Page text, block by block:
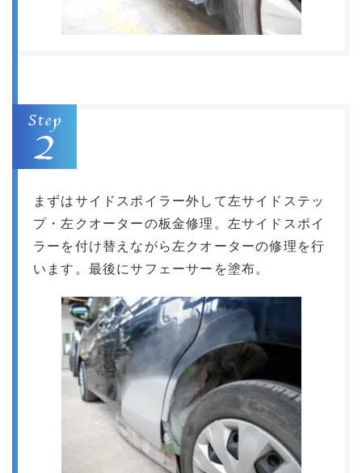
まずはサイドスポイラー外して左サイドステッ
プ・左クオーターの板金修理。左サイドスポイ
ラーを付け替えながら左クオーターの修理を行
います。最後にサフェーサーを塗布。